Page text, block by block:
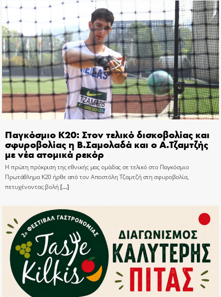
Παγκόσμιο Κ20: Στον τελικό δισκοβολίας και
σφυροβολίας η Β.Σαμολαδά και ο Α.Τζαμτζής
με νέα ατομικά ρεκόρ
Η πρώτη πρόκριση της εθνικής μας ομάδας σε τελικό στο Παγκόσμιο
Πρωτάθλημα Κ20 ήρθε από τον Αποστόλη Τζαμτζή στη σφυροβολία,
πετυχένοντας βολή[…]